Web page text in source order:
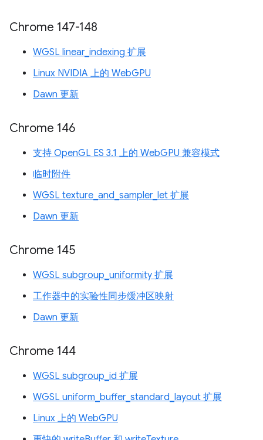
Chrome 147-148
WGSL linear_indexing 扩展
Linux NVIDIA 上的 WebGPU
Dawn 更新
Chrome 146
支持 OpenGL ES 3.1 上的 WebGPU 兼容模式
临时附件
WGSL texture_and_sampler_let 扩展
Dawn 更新
Chrome 145
WGSL subgroup_uniformity 扩展
工作器中的实验性同步缓冲区映射
Dawn 更新
Chrome 144
WGSL subgroup_id 扩展
WGSL uniform_buffer_standard_layout 扩展
Linux 上的 WebGPU